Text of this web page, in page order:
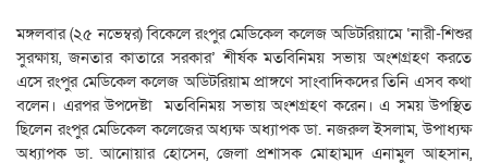
মঙ্গলবার (২৫ নভেম্বর) বিকেলে রংপুর মেডিকেল কলেজ অডিটরিয়ামে ‘নারী-শিশুর
সুরক্ষায়, জনতার কাতারে সরকার’ শীর্ষক মতবিনিময় সভায় অংশগ্রহণ করতে
এসে রংপুর মেডিকেল কলেজ অডিটরিয়াম প্রাঙ্গণে সাংবাদিকদের তিনি এসব কথা
বলেন। এরপর উপদেষ্টা মতবিনিময় সভায় অংশগ্রহণ করেন। এ সময় উপস্থিত
ছিলেন রংপুর মেডিকেল কলেজের অধ্যক্ষ অধ্যাপক ডা. নজরুল ইসলাম, উপাধ্যক্ষ
অধ্যাপক ডা. আনোয়ার হোসেন, জেলা প্রশাসক মোহাম্মদ এনামুল আহসান,